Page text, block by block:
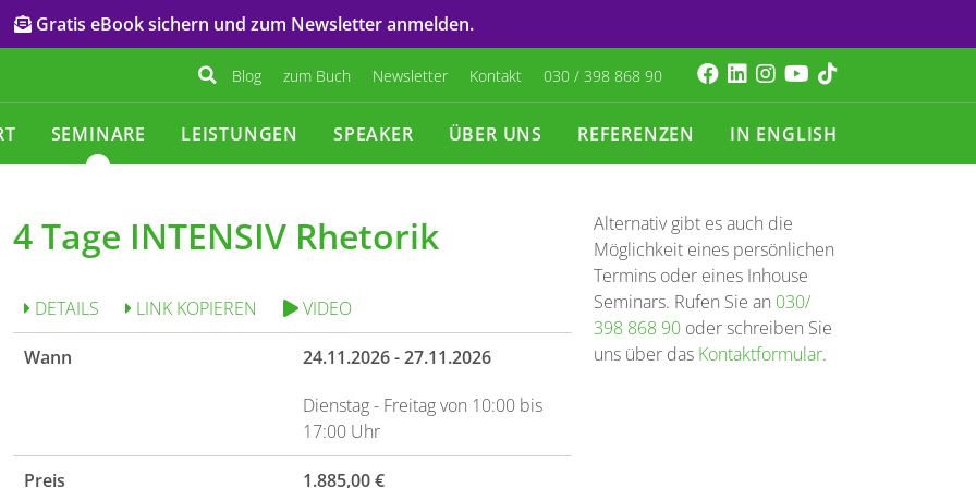
Gratis eBook sichern und zum Newsletter anmelden.
Blog zum Buch Newsletter Kontakt 030 / 398 868 90
SEMINARE LEISTUNGEN SPEAKER ÜBER UNS REFERENZEN IN ENGLISH
4 Tage INTENSIV Rhetorik
DETAILS LINK KOPIEREN VIDEO
Wann
24.11.2026 - 27.11.2026
Dienstag - Freitag von 10:00 bis
17:00 Uhr
Preis 1.885,00 €
Alternativ gibt es auch die
Möglichkeit eines persönlichen
Termins oder eines Inhouse
Seminars. Rufen Sie an 030/
398 868 90oder schreiben Sie
uns über das Kontaktformular.